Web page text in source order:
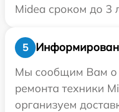
Midea сроком до 3
5
Мы сообщим Вам о
ремонта техники
организуем